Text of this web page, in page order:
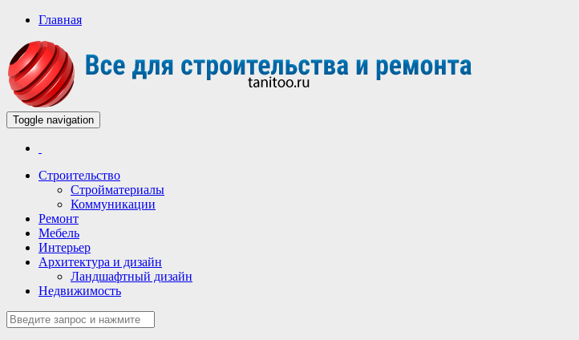
Главная
Строительный портал
Всё для строительства и ремонта
Toggle navigation
Строительство
Стройматериалы
Коммуникации
Ремонт
Мебель
Интерьер
Архитектура и дизайн
Ландшафтный дизайн
Недвижимость